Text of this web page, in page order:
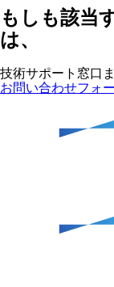
もしも該当
は、
技術サポート窓口
お問い合わせフォ